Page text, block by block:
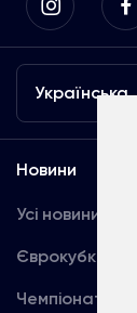
Українська
Новини
Усі новини
Єврокубки
Чемпіонат